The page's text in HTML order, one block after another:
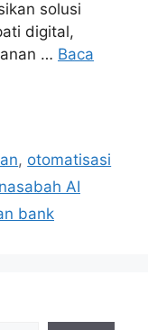
solusi
digital,
… Baca
, otomatisasi
AI
bank